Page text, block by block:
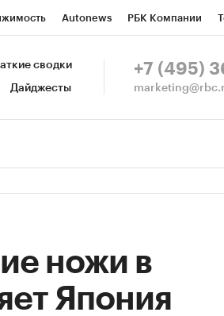
Autonews РБК Компании
СПб Конференции СПб
сводки
Дайджесты
+7 (495)
ножи в
Япония